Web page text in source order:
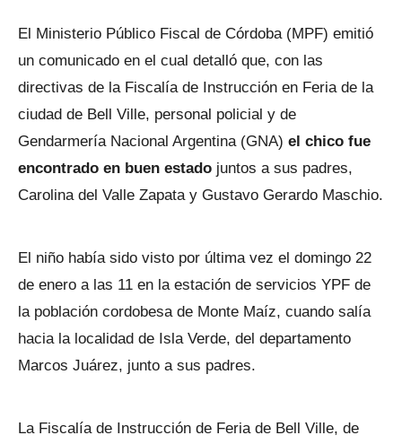
El Ministerio Público Fiscal de Córdoba (MPF) emitió
un comunicado en el cual detalló que, con las
directivas de la Fiscalía de Instrucción en Feria de la
ciudad de Bell Ville, personal policial y de
Gendarmería Nacional Argentina (GNA) el chico fue
encontrado en buen estado juntos a sus padres,
Carolina del Valle Zapata y Gustavo Gerardo Maschio.
El niño había sido visto por última vez el domingo 22
de enero a las 11 en la estación de servicios YPF de
la población cordobesa de Monte Maíz, cuando salía
hacia la localidad de Isla Verde, del departamento
Marcos Juárez, junto a sus padres.
La Fiscalía de Instrucción de Feria de Bell Ville, de